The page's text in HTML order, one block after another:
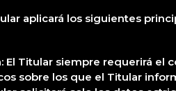
aplicará los siguientes
El Titular siempre requerirá
sobre los que el Titular